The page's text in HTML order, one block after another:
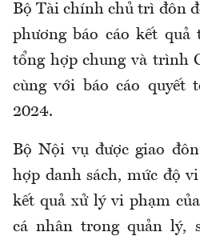
Bộ Tài chính chủ trì đôn
phương báo cáo kết
tổng hợp chung và trình
cùng với báo cáo quyết
2024.
Bộ Nội vụ được giao
hợp danh sách, mức độ
kết quả xử lý vi phạm
cá nhân trong quản lý,